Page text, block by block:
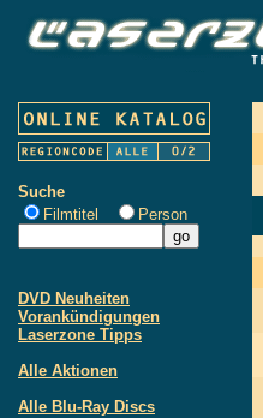
Suche
Filmtitel
Person
DVD Neuheiten
Vorankündigungen
Laserzone Tipps
Alle Aktionen
Alle Blu-Ray Discs